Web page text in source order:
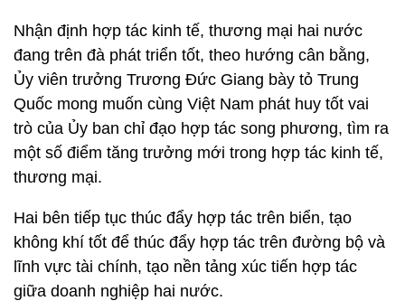
Nhận định hợp tác kinh tế, thương mại hai nước
đang trên đà phát triển tốt, theo hướng cân bằng,
Ủy viên trưởng Trương Đức Giang bày tỏ Trung
Quốc mong muốn cùng Việt Nam phát huy tốt vai
trò của Ủy ban chỉ đạo hợp tác song phương, tìm ra
một số điểm tăng trưởng mới trong hợp tác kinh tế,
thương mại.
Hai bên tiếp tục thúc đẩy hợp tác trên biển, tạo
không khí tốt để thúc đẩy hợp tác trên đường bộ và
lĩnh vực tài chính, tạo nền tảng xúc tiến hợp tác
giữa doanh nghiệp hai nước.